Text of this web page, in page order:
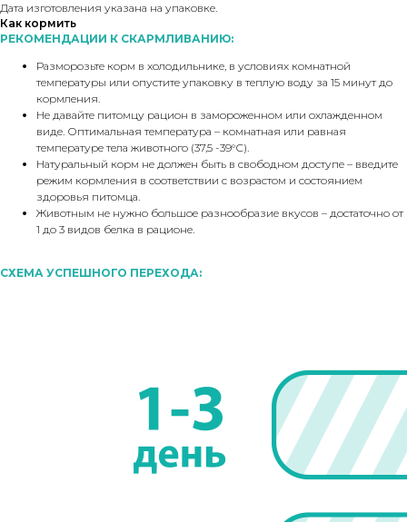
Дата изготовления указана на упаковке.
Как кормить
РЕКОМЕНДАЦИИ К СКАРМЛИВАНИЮ:
Разморозьте корм в холодильнике, в условиях комнатной
температуры или опустите упаковку в теплую воду за 15 минут до
кормления.
Не давайте питомцу рацион в замороженном или охлажденном
виде. Оптимальная температура – комнатная или равная
температуре тела животного (37,5 -39°С).
Натуральный корм не должен быть в свободном доступе – введите
режим кормления в соответствии с возрастом и состоянием
здоровья питомца.
Животным не нужно большое разнообразие вкусов – достаточно от
1 до 3 видов белка в рационе.
СХЕМА УСПЕШНОГО ПЕРЕХОДА: